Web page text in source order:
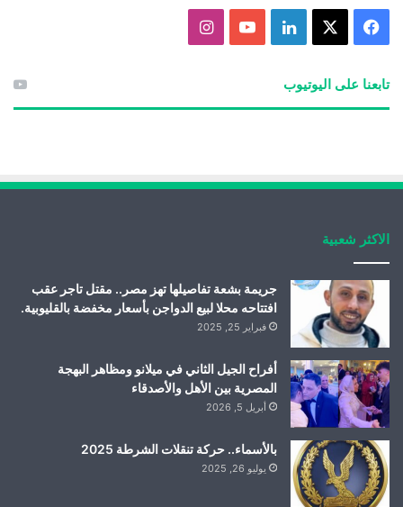
م
تابعنا على اليوتيوب
الاكثر شعبية
جريمة بشعة تفاصيلها تهز مصر.. مقتل تاجر عقب
افتتاحه محلا لبيع الدواجن بأسعار مخفضة بالقليوبية.
فبراير 25, 2025
أفراح الجيل الثاني في ميلانو ومظاهر البهجة
المصرية بين الأهل والأصدقاء
أبريل 5, 2026
بالأسماء.. حركة تنقلات الشرطة 2025
يوليو 26, 2025